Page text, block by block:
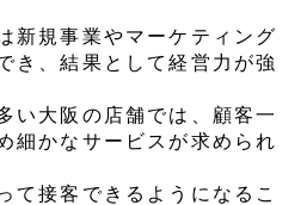
新規事業やマーケティング
き、結果として経営力が強
い大阪の店舗では、顧客一
細かなサービスが求められ
て接客できるようになるこ